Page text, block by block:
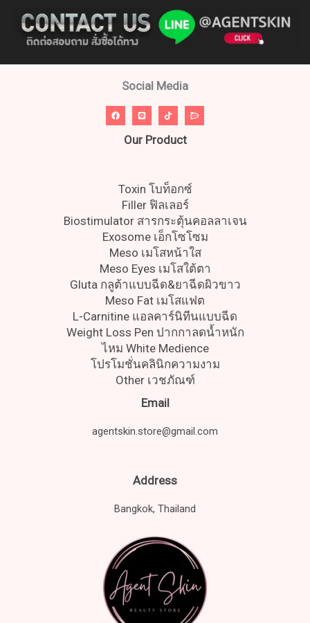
Social Media
Our Product
Toxin โบท็อกซ์
Filler ฟิลเลอร์
Biostimulator สารกระตุ้นคอลลาเจน
Exosome เอ็กโซโซม
Meso เมโสหน้าใส
Meso Eyes เมโสใต้ตา
Gluta กลูต้าแบบฉีด&ยาฉีดผิวขาว
Meso Fat เมโสแฟต
L-Carnitine แอลคาร์นิทีนแบบฉีด
Weight Loss Pen ปากกาลดน้ำหนัก
ไหม White Medience
โปรโมชั่นคลินิกความงาม
Other เวชภัณฑ์
Email
agentskin.store@gmail.com
Address
Bangkok, Thailand